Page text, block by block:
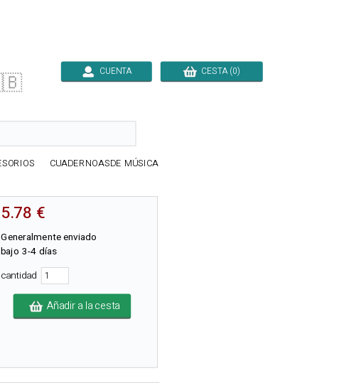
CUENTA CESTA (0)
CUADERNOASDE MÚSICA
5.78 €
Generalmente enviado
bajo 3-4 días
cantidad
Añadir a la cesta